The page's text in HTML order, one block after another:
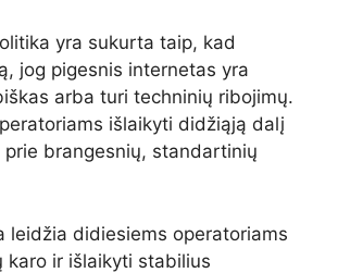
yra sukurta taip, kad
jog pigesnis internetas yra
arba turi techninių ribojimų.
išlaikyti didžiąją dalį
brangesnių, standartinių
leidžia didiesiems operatoriams
karo ir išlaikyti stabilius